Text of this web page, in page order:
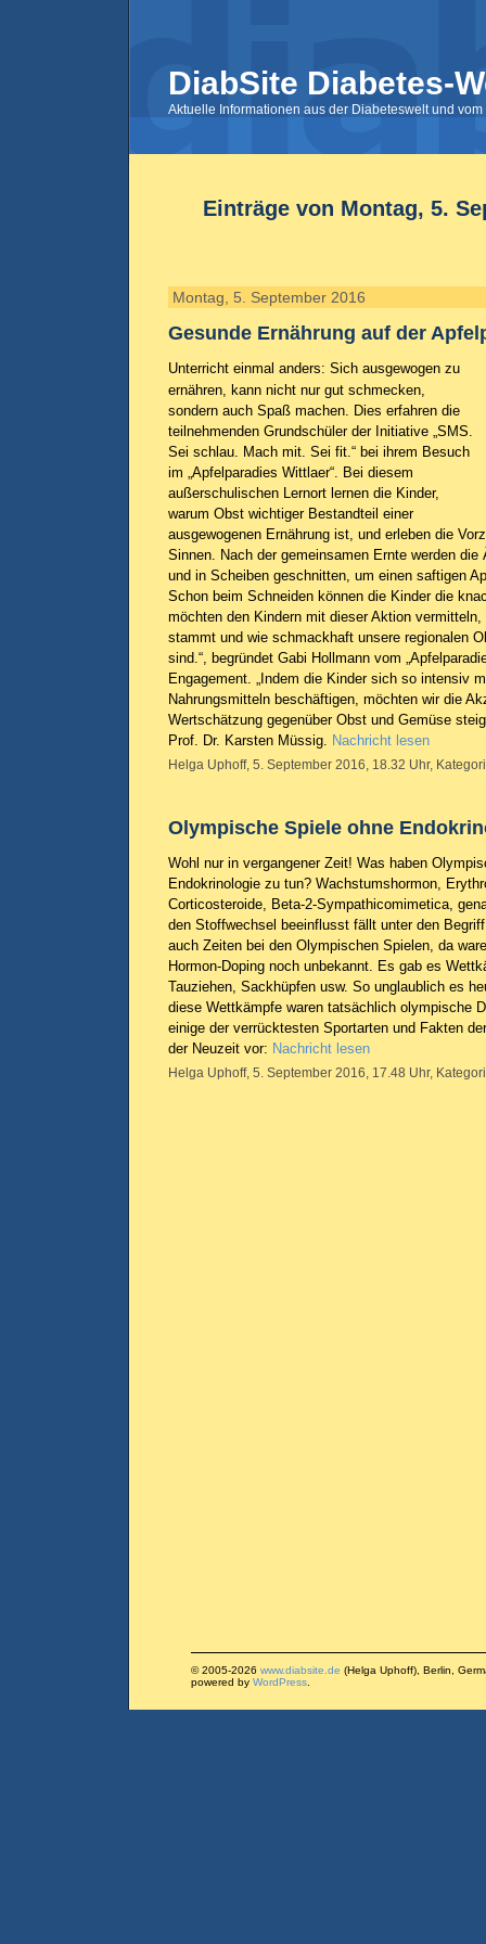
DiabSite Diabetes-
Aktuelle Informationen aus der Diabeteswelt und
Einträge von Montag, 5.
Montag, 5. September 2016
Gesunde Ernährung auf der
Unterricht einmal anders: Sich ausgewogen zu
ernähren, kann nicht nur gut schmecken,
sondern auch Spaß machen. Dies erfahren die
teilnehmenden Grundschüler der Initiative „SMS.
Sei schlau. Mach mit. Sei fit.“ bei ihrem Besuch
im „Apfelparadies Wittlaer“. Bei diesem
außerschulischen Lernort lernen die Kinder,
warum Obst wichtiger Bestandteil einer
ausgewogenen Ernährung ist, und erleben die
Sinnen. Nach der gemeinsamen Ernte werden
und in Scheiben geschnitten, um einen saftigen
Schon beim Schneiden können die Kinder die
möchten den Kindern mit dieser Aktion vermitteln,
stammt und wie schmackhaft unsere regionalen
sind.“, begründet Gabi Hollmann vom
Engagement. „Indem die Kinder sich so intensiv
Nahrungsmitteln beschäftigen, möchten wir die
Wertschätzung gegenüber Obst und Gemüse
Prof. Dr. Karsten Müssig. Nachricht lesen
Helga Uphoff, 5. September 2016, 18.32 Uhr,
Olympische Spiele ohne
Wohl nur in vergangener Zeit! Was haben
Endokrinologie zu tun? Wachstumshormon,
Corticosteroide, Beta-2-Sympathicomimetica,
den Stoffwechsel beeinflusst fällt unter den Begriff
auch Zeiten bei den Olympischen Spielen, da
Hormon-Doping noch unbekannt. Es gab es
Tauziehen, Sackhüpfen usw. So unglaublich es
diese Wettkämpfe waren tatsächlich olympische
einige der verrücktesten Sportarten und Fakten
der Neuzeit vor: Nachricht lesen
Helga Uphoff, 5. September 2016, 17.48 Uhr,
© 2005-2026 www.diabsite.de (Helga Uphoff), Berlin,
powered by WordPress.